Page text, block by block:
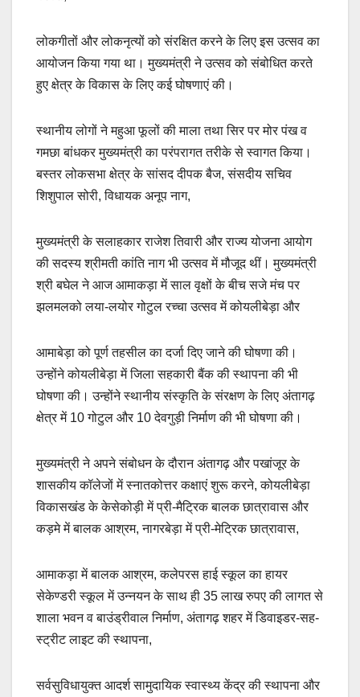
लोकगीतों और लोकनृत्यों को संरक्षित करने के लिए इस उत्सव का
आयोजन किया गया था। मुख्यमंत्री ने उत्सव को संबोधित करते
हुए क्षेत्र के विकास के लिए कई घोषणाएं की।
स्थानीय लोगों ने महुआ फूलों की माला तथा सिर पर मोर पंख व
गमछा बांधकर मुख्यमंत्री का परंपरागत तरीके से स्वागत किया।
बस्तर लोकसभा क्षेत्र के सांसद दीपक बैज, संसदीय सचिव
शिशुपाल सोरी, विधायक अनूप नाग,
मुख्यमंत्री के सलाहकार राजेश तिवारी और राज्य योजना आयोग
की सदस्य श्रीमती कांति नाग भी उत्सव में मौजूद थीं। मुख्यमंत्री
श्री बघेल ने आज आमाकड़ा में साल वृक्षों के बीच सजे मंच पर
झलमलको लया-लयोर गोटुल रच्चा उत्सव में कोयलीबेड़ा और
आमाबेड़ा को पूर्ण तहसील का दर्जा दिए जाने की घोषणा की।
उन्होंने कोयलीबेड़ा में जिला सहकारी बैंक की स्थापना की भी
घोषणा की। उन्होंने स्थानीय संस्कृति के संरक्षण के लिए अंतागढ़
क्षेत्र में 10 गोटुल और 10 देवगुड़ी निर्माण की भी घोषणा की।
मुख्यमंत्री ने अपने संबोधन के दौरान अंतागढ़ और पखांजूर के
शासकीय कॉलेजों में स्नातकोत्तर कक्षाएं शुरू करने, कोयलीबेड़ा
विकासखंड के केसेकोड़ी में प्री-मैट्रिक बालक छात्रावास और
कड़मे में बालक आश्रम, नागरबेड़ा में प्री-मेट्रिक छात्रावास,
आमाकड़ा में बालक आश्रम, कलेपरस हाई स्कूल का हायर
सेकेण्डरी स्कूल में उन्नयन के साथ ही 35 लाख रुपए की लागत से
शाला भवन व बाउंड्रीवाल निर्माण, अंतागढ़ शहर में डिवाइडर-सह-
स्ट्रीट लाइट की स्थापना,
सर्वसुविधायुक्त आदर्श सामुदायिक स्वास्थ्य केंद्र की स्थापना और